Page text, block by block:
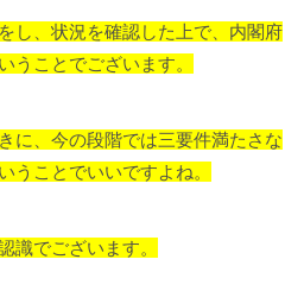
し、状況を確認した上で、内閣府
うことでございます。
に、今の段階では三要件満たさな
うことでいいですよね。
識でございます。